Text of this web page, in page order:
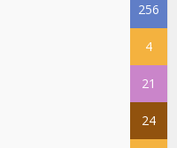
256
4
21
24